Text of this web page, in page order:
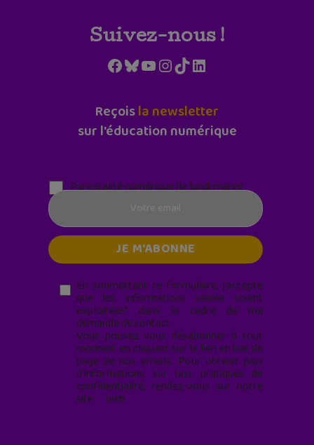
Suivez-nous !
Facebook
Bluesky
YouTube
Instagram
TikTokLinkedIn
Reçoisla newsletter
sur l'éducation numérique
Parentalité numérique (le lundi matin)
En soumettant ce formulaire, j’accepte
que les informations saisies soient
exploitées* dans le cadre de ma
demande de contact.
Vous pouvez vous désabonner à tout
moment en cliquant sur le lien en bas de
page de nos emails. Pour obtenir plus
d'informations sur nos pratiques de
confidentialité, rendez-vous sur notre
site web